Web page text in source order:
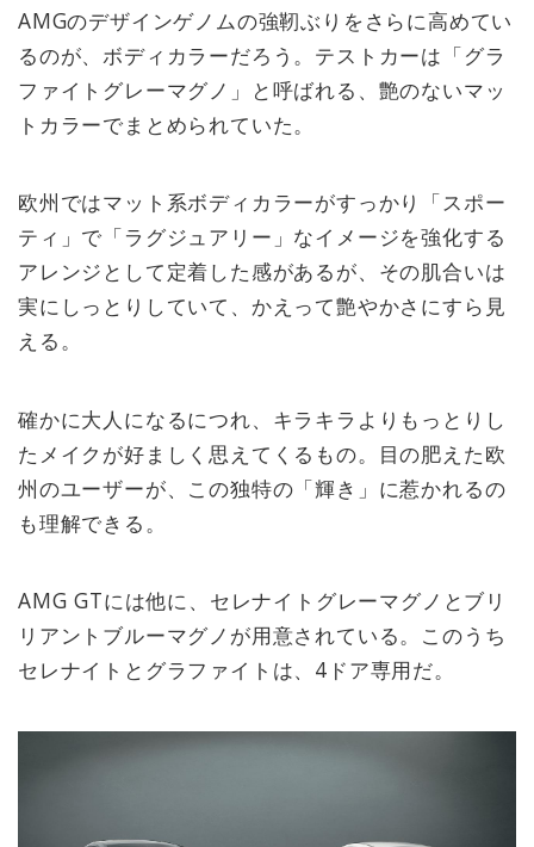
AMGのデザインゲノムの強靭ぶりをさらに高めてい
るのが、ボディカラーだろう。テストカーは「グラ
ファイトグレーマグノ」と呼ばれる、艶のないマッ
トカラーでまとめられていた。
欧州ではマット系ボディカラーがすっかり「スポー
ティ」で「ラグジュアリー」なイメージを強化する
アレンジとして定着した感があるが、その肌合いは
実にしっとりしていて、かえって艶やかさにすら見
える。
確かに大人になるにつれ、キラキラよりもっとりし
たメイクが好ましく思えてくるもの。目の肥えた欧
州のユーザーが、この独特の「輝き」に惹かれるの
も理解できる。
AMG GTには他に、セレナイトグレーマグノとブリ
リアントブルーマグノが用意されている。このうち
セレナイトとグラファイトは、4ドア専用だ。